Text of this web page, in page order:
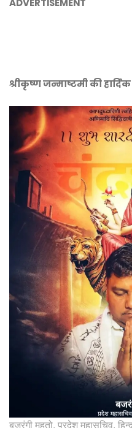
ADVERTISEMENT
श्रीकृष्ण जन्माष्टमी की
बजरंगी महतो, प्रदेश महासचिव,